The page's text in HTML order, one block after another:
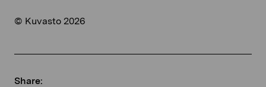
© Kuvasto 2026
Share: